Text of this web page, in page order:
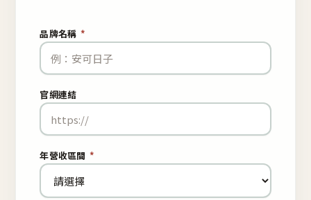
品牌名稱 *
官網連結
年營收區間 *